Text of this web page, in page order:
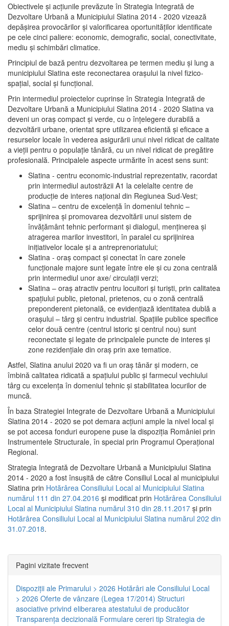
Obiectivele şi acţiunile prevăzute în Strategia Integrată de
Dezvoltare Urbană a Municipiului Slatina 2014 - 2020 vizează
depășirea provocărilor şi valorificarea oportunităţilor identificate
pe cele cinci paliere: economic, demografic, social, conectivitate,
mediu şi schimbări climatice.
Principiul de bază pentru dezvoltarea pe termen mediu şi lung a
municipiului Slatina este reconectarea oraşului la nivel fizico-
spaţial, social şi funcţional.
Prin intermediul proiectelor cuprinse în Strategia Integrată de
Dezvoltare Urbană a Municipiului Slatina 2014 - 2020 Slatina va
deveni un oraş compact şi verde, cu o înţelegere durabilă a
dezvoltării urbane, orientat spre utilizarea eficientă şi eficace a
resurselor locale în vederea asigurării unui nivel ridicat de calitate
a vieţii pentru o populaţie tânără, cu un nivel ridicat de pregătire
profesională. Principalele aspecte urmărite în acest sens sunt:
Slatina - centru economic-industrial reprezentativ, racordat
prin intermediul autostrăzii A1 la celelalte centre de
producţie de interes naţional din Regiunea Sud-Vest;
Slatina – centru de excelenţă în domeniul tehnic –
sprijinirea şi promovarea dezvoltării unui sistem de
învăţământ tehnic performant şi dialogul, menţinerea şi
atragerea marilor investitori, în paralel cu sprijinirea
iniţiativelor locale şi a antreprenoriatului;
Slatina - oraş compact şi conectat în care zonele
funcţionale majore sunt legate între ele şi cu zona centrală
prin intermediul unor axe/ circulații verzi;
Slatina – oraş atractiv pentru locuitori şi turişti, prin calitatea
spaţiului public, pietonal, prietenos, cu o zonă centrală
preponderent pietonală, ce evidenţiază identitatea dublă a
oraşului – târg şi centru industrial. Spaţiile publice specifice
celor două centre (centrul istoric şi centrul nou) sunt
reconectate şi legate de principalele puncte de interes şi
zone rezidenţiale din oraş prin axe tematice.
Astfel, Slatina anului 2020 va fi un oraş tânăr şi modern, ce
îmbină calitatea ridicată a spaţiului public şi farmecul vechiului
târg cu excelenţa în domeniul tehnic şi stabilitatea locurilor de
muncă.
În baza Strategiei Integrate de Dezvoltare Urbană a Municipiului
Slatina 2014 - 2020 se pot demara acţiuni ample la nivel local şi
se pot accesa fonduri europene puse la dispoziţia României prin
Instrumentele Structurale, în special prin Programul Operațional
Regional.
Strategia Integrată de Dezvoltare Urbană a Municipiului Slatina
2014 - 2020 a fost însuşită de către Consiliul Local al municipiului
Slatina prin Hotărârea Consiliului Local al Municipiului Slatina
numărul 111 din 27.04.2016 și modificat prin Hotărârea Consiliului
Local al Municipiului Slatina numărul 310 din 28.11.2017 și prin
Hotărârea Consiliului Local al Municipiului Slatina numărul 202 din
31.07.2018.
Pagini vizitate frecvent
Dispoziţii ale Primarului > 2026 Hotărâri ale Consiliului Local
> 2026 Oferte de vânzare (Legea 17/2014) Structuri
asociative privind eliberarea atestatului de producător
Transparenţa decizională Formulare cereri tip Strategia de